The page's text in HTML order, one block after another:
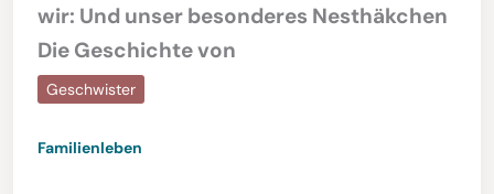
wir: Und unser besonderes Nesthäkchen
Die Geschichte von
Geschwister
Familienleben